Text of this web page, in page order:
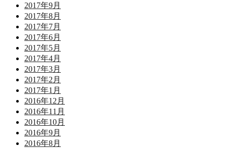
2017年9月
2017年8月
2017年7月
2017年6月
2017年5月
2017年4月
2017年3月
2017年2月
2017年1月
2016年12月
2016年11月
2016年10月
2016年9月
2016年8月